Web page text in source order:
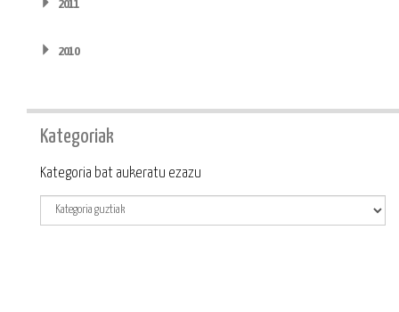
2011
2010
Kategoriak
Kategoria
Kategoria bat aukeratu ezazu